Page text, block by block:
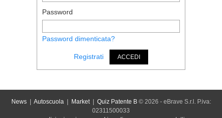
Password
Password dimenticata?
Registrati ACCEDI
News| Autoscuola| Market| Quiz Patente B© 2026 - eBrave S.r.l. P.iva:
02311500033